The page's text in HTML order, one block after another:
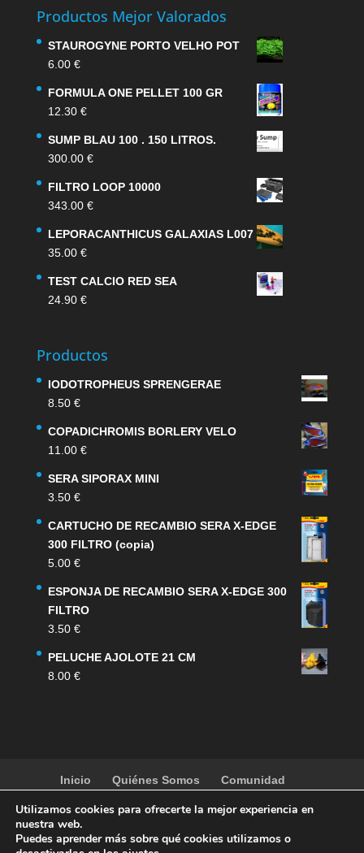
Productos Mejor Valorados
STAUROGYNE PORTO VELHO POT
6.00 €
FORMULA ONE PELLET 100 GR
12.30 €
SUMP BLAU 100 . 150 LITROS.
300.00 €
FILTRO LOOP 10000
343.00 €
LEPORACANTHICUS GALAXIAS L007
35.00 €
TEST CALCIO RED SEA
24.90 €
Productos
IODOTROPHEUS SPRENGERAE
8.50 €
COPADICHROMIS BORLERY VELO
11.00 €
SERA SIPORAX MINI
3.50 €
CARTUCHO DE RECAMBIO SERA X-EDGE
300 FILTRO (copia)
5.00 €
ESPONJA DE RECAMBIO SERA X-EDGE 300
FILTRO
3.50 €
PELUCHE AJOLOTE 21 CM
8.00 €
Inicio Quiénes Somos
Comunidad
Contacto
Tienda
Utilizamos cookies para ofrecerte la mejor experiencia en
nuestra web.
Puedes aprender más sobre qué cookies utilizamos o